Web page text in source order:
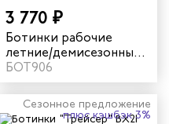
3 770 ₽
Ботинки рабочие
летние/демисезонные
"Трейсер" BX21 с КП
цвет черный/
коричневый
БОТ906
Сезонное предложение
плюс кэшбэк 3%